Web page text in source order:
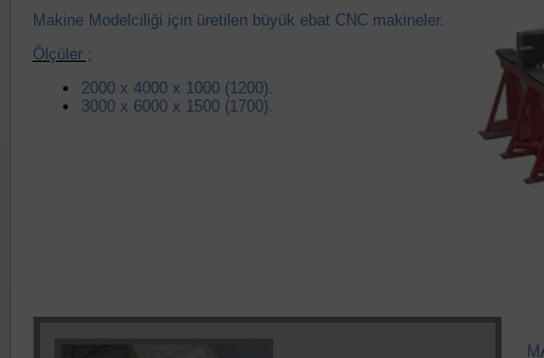
Makine Modelciliği için üretilen büyük ebat CNC makineler.
Ölçüler ;
2000 x 4000 x 1000 (1200).
3000 x 6000 x 1500 (1700).